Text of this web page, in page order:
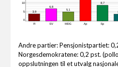
3,9
6,8
5,1
8,7
R SV MDG Ap Sp
0
5
10
Andre partier: Pensjonistpartiet:
Norgesdemokratene: 0,2 pst.
oppslutningen til et utvalg